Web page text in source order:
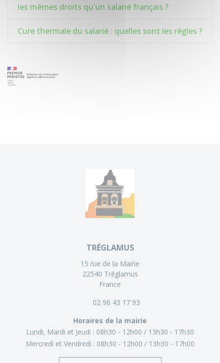
les mêmes droits qu'un salarié français ?
Cure thermale du salarié : quelles sont les règles ?
TRÉGLAMUS
15 rue de la Mairie
22540 Tréglamus
France
02 96 43 17 93
Horaires de la mairie
Lundi, Mardi et Jeudi : 08h30 - 12h00
13h30 - 17h30
Mercredi et Vendredi : 08h30 - 12h00 13h30 - 17h00